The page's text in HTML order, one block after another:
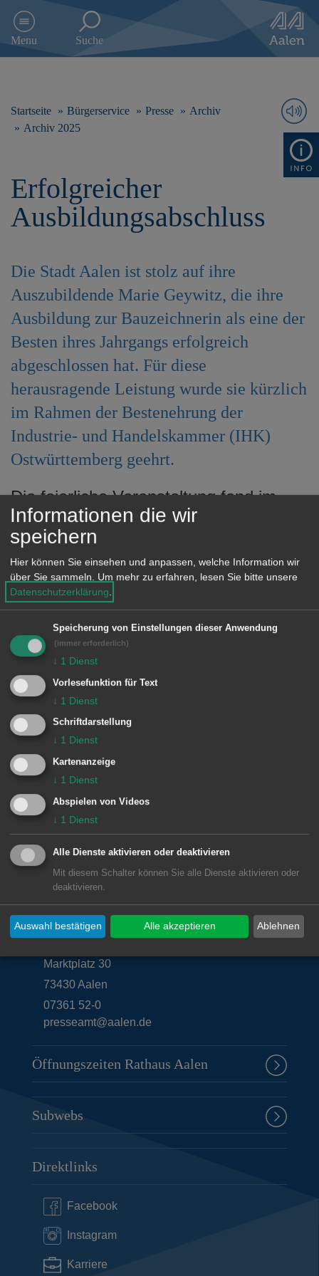
e
n
Menu Suche
Startseite Bürgerservice Presse
Archiv
Archiv 2025
Erfolgreicher
Ausbildungsabschluss
Die Stadt Aalen ist stolz auf ihre
Auszubildende Marie Geywitz, die ihre
Ausbildung zur Bauzeichnerin als eine der
Besten ihres Jahrgangs erfolgreich
abgeschlossen hat. Für diese
herausragende Leistung wurde sie kürzlich
im Rahmen der Bestenehrung der
Industrie- und Handelskammer (IHK)
Ostwürttemberg geehrt.
Die feierliche Veranstaltung fand im
Congress Centrum Stadtgarten in
Schwäbisch Gmünd statt und würdigte
die besonderen Leistungen der besten
Absolventinnen und Absolventen des
Ausbildungsjahrgangs. Die Stadt Aalen
gratuliert Marie Geywitz herzlich zu
diesem Erfolg und freut sich, sie im
Hochbauamt der Stadt Aalen als
Mitarbeiterin übernehmen zu können.
PNr. 786/2025
Unsere Anschrift
Marktplatz 30
73430Aalen
07361 52-0
presseamt@aalen.de
Öffnungszeiten Rathaus Aalen
Subwebs
Direktlinks
Facebook
Instagram
Karriere
Informationen die wir
speichern
Hier können Sie einsehen und anpassen, welche Information wir
über Sie sammeln.
Um mehr zu erfahren, lesen Sie bitte unsere
Datenschutzerklärung
Speicherung von Einstellungen dieser Anwendung
(immer erforderlich)
↓ 1 Dienst
Vorlesefunktion für Text
↓ 1 Dienst
Schriftdarstellung
↓ 1 Dienst
Kartenanzeige
↓ 1 Dienst
Abspielen von Videos
↓ 1 Dienst
Alle Dienste aktivieren oder deaktivieren
Mit diesem Schalter können Sie alle Dienste aktivieren oder
deaktivieren.
Ablehnen
Auswahl bestätigen Alle akzeptieren